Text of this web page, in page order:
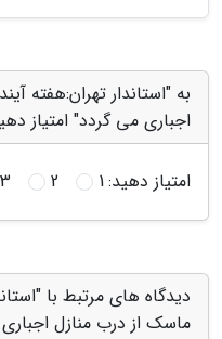
به "استاندار تهران:هفته
اجباری می گردد" امتیاز
امتیاز دهید:1
2
3
دیدگاه های مرتبط با
ماسک از درب منازل